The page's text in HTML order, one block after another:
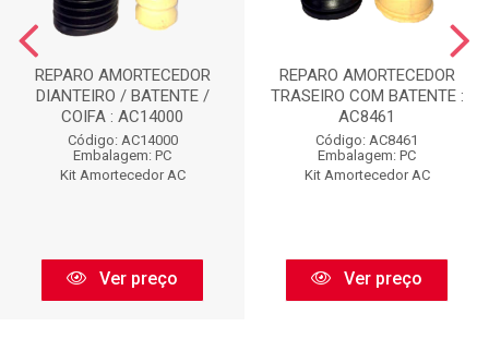
REPARO AMORTECEDOR
DIANTEIRO / BATENTE /
COIFA : AC14000
Código: AC14000
Embalagem: PC
Kit Amortecedor AC
Ver preço
REPARO AMORTECEDOR
TRASEIRO COM BATENTE :
AC8461
Código: AC8461
Embalagem: PC
Kit Amortecedor AC
Ver preço